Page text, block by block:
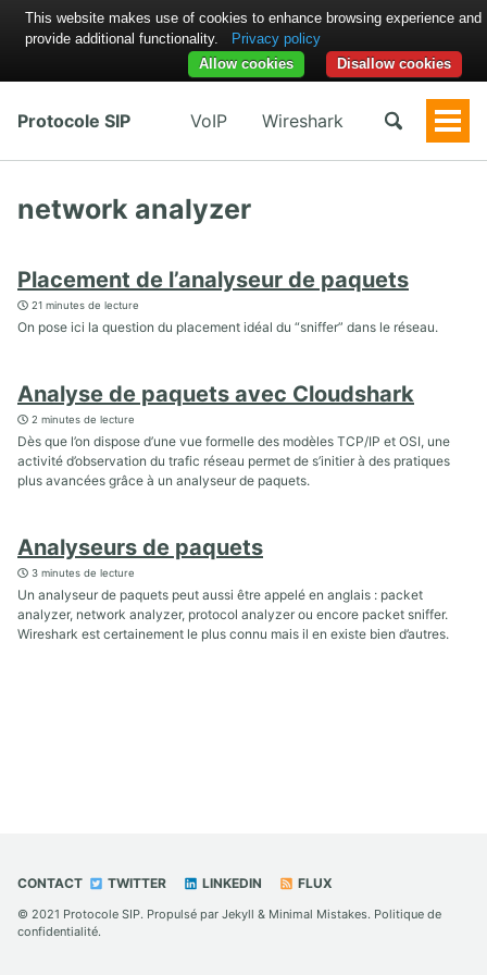
Protocole SIP VoIP Wireshark
network analyzer
Placement de l’analyseur de paquets
21 minutes de lecture
On pose ici la question du placement idéal du “sniffer” dans le réseau.
Analyse de paquets avec Cloudshark
2 minutes de lecture
Dès que l’on dispose d’une vue formelle des modèles TCP/IP et OSI, une
activité d’observation du trafic réseau permet de s’initier à des pratiques
plus avancées grâce à un analyseur de paquets.
Analyseurs de paquets
3 minutes de lecture
Un analyseur de paquets peut aussi être appelé en anglais : packet
analyzer, network analyzer, protocol analyzer ou encore packet sniffer.
Wireshark est certainement le plus connu mais il en existe bien d’autres.
CONTACT TWITTER LINKEDIN FLUX
© 2021 Protocole SIP. Propulsé par Jekyll & Minimal Mistakes. Politique de
confidentialité.
This website makes use of cookies to enhance browsing experience and
provide additional functionality.
Privacy policy
Disallow cookies
Allow cookies